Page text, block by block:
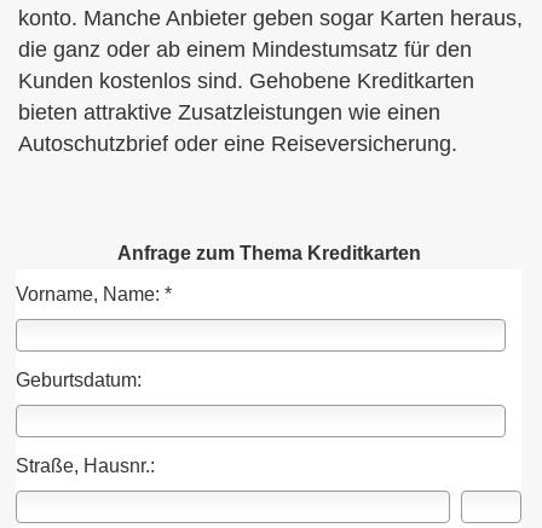
konto. Manche Anbieter geben sogar Karten heraus,
die ganz oder ab einem Mindestumsatz für den
Kunden kostenlos sind. Gehobene Kredit­karten
bieten attraktive Zusatzleistungen wie einen
Autoschutzbrief oder eine Reiseversicherung.
Anfrage zum Thema Kredit­karten
Vorname, Name: *
Geburts­datum:
Straße, Hausnr.: